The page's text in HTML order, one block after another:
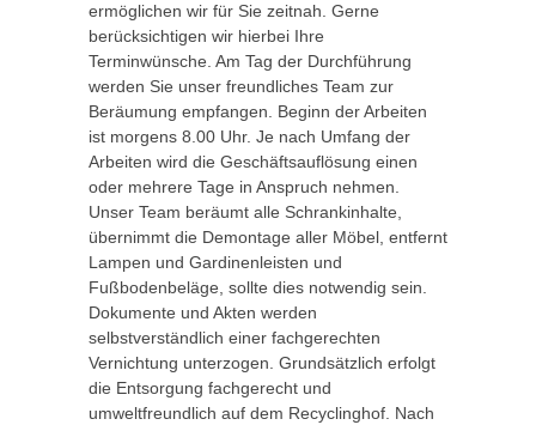
ermöglichen wir für Sie zeitnah. Gerne
berücksichtigen wir hierbei Ihre
Terminwünsche. Am Tag der Durchführung
werden Sie unser freundliches Team zur
Beräumung empfangen. Beginn der Arbeiten
ist morgens 8.00 Uhr. Je nach Umfang der
Arbeiten wird die Geschäftsauflösung einen
oder mehrere Tage in Anspruch nehmen.
Unser Team beräumt alle Schrankinhalte,
übernimmt die Demontage aller Möbel, entfernt
Lampen und Gardinenleisten und
Fußbodenbeläge, sollte dies notwendig sein.
Dokumente und Akten werden
selbstverständlich einer fachgerechten
Vernichtung unterzogen. Grundsätzlich erfolgt
die Entsorgung fachgerecht und
umweltfreundlich auf dem Recyclinghof. Nach